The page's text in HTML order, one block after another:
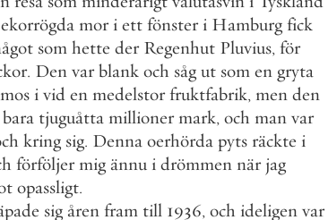
ekorrögda mor i ett fönster i Hamburg fick
som hette der Regenhut Pluvius, för
. Den var blank och såg ut som en gryta
mos i vid en medelstor fruktfabrik, men den
bara tjuguåtta millioner mark, och man var
kring sig. Denna oerhörda pyts räckte i
förföljer mig ännu i drömmen när jag
opassligt.
sig åren fram till 1936, och ideligen var